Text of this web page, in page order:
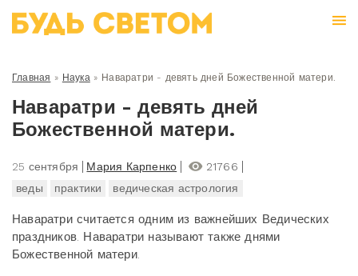
Главная » Наука» Наваратри - девять дней Божественной матери.
Наваратри - девять дней
Божественной матери.
25 сентября Мария Карпенко
21766
веды
практики ведическая астрология
Наваратри считается одним из важнейших Ведических
праздников. Наваратри называют также днями
Божественной матери.